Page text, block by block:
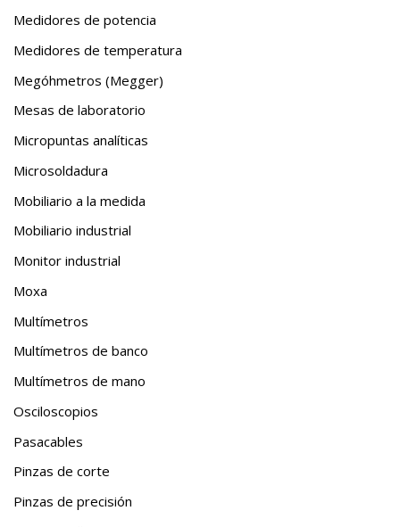
Medidores de potencia
Medidores de temperatura
Megóhmetros (Megger)
Mesas de laboratorio
Micropuntas analíticas
Microsoldadura
Mobiliario a la medida
Mobiliario industrial
Monitor industrial
Moxa
Multímetros
Multímetros de banco
Multímetros de mano
Osciloscopios
Pasacables
Pinzas de corte
Pinzas de precisión